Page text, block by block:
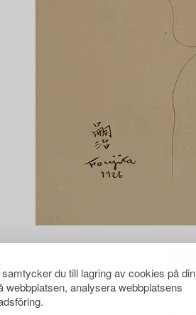
du till lagring av cookies på din
webbplatsen, analysera webbplatsens